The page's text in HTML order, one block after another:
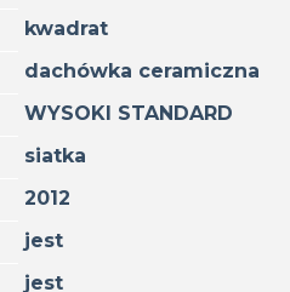
kwadrat
dachówka ceramiczna
WYSOKI STANDARD
siatka
2012
jest
jest